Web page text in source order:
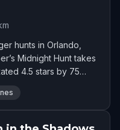
hunts in Orlando,
Midnight Hunt takes
4.5 stars by 75